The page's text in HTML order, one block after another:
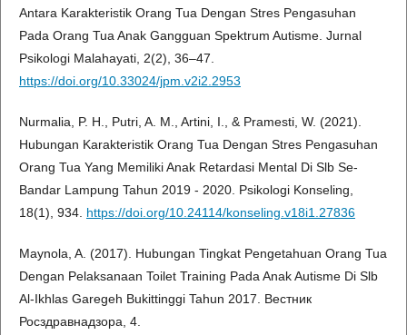
Antara Karakteristik Orang Tua Dengan Stres Pengasuhan
Pada Orang Tua Anak Gangguan Spektrum Autisme. Jurnal
Psikologi Malahayati, 2(2), 36–47.
https://doi.org/10.33024/jpm.v2i2.2953
Nurmalia, P. H., Putri, A. M., Artini, I., & Pramesti, W. (2021).
Hubungan Karakteristik Orang Tua Dengan Stres Pengasuhan
Orang Tua Yang Memiliki Anak Retardasi Mental Di Slb Se-
Bandar Lampung Tahun 2019 - 2020. Psikologi Konseling,
18(1), 934. https://doi.org/10.24114/konseling.v18i1.27836
Maynola, A. (2017). Hubungan Tingkat Pengetahuan Orang Tua
Dengan Pelaksanaan Toilet Training Pada Anak Autisme Di Slb
Al-Ikhlas Garegeh Bukittinggi Tahun 2017. Вестник
Росздравнадзора, 4.